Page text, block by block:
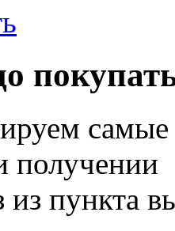
получении
пункта